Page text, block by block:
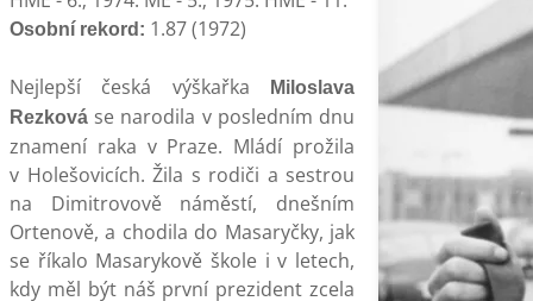
Osobní rekord: 1.87 (1972)
Nejlepší česká výškařka
Miloslava
Rezková se narodila v posledním dnu
znamení raka v Praze. Mládí prožila
v Holešovicích. Žila s rodiči a sestrou
na Dimitrovově náměstí, dnešním
Ortenově, a chodila do Masaryčky, jak
se říkalo Masarykově škole i v letech,
kdy měl být náš první prezident zcela